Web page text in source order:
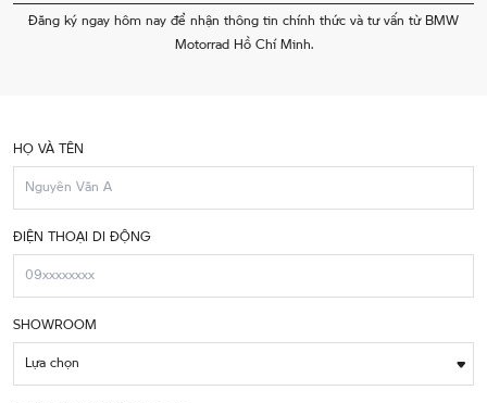
Đăng ký ngay hôm nay để nhận thông tin chính thức và tư vấn từ BMW
Motorrad Hồ Chí Minh.
HỌ VÀ TÊN
ĐIỆN THOẠI DI ĐỘNG
SHOWROOM
Lựa chọn